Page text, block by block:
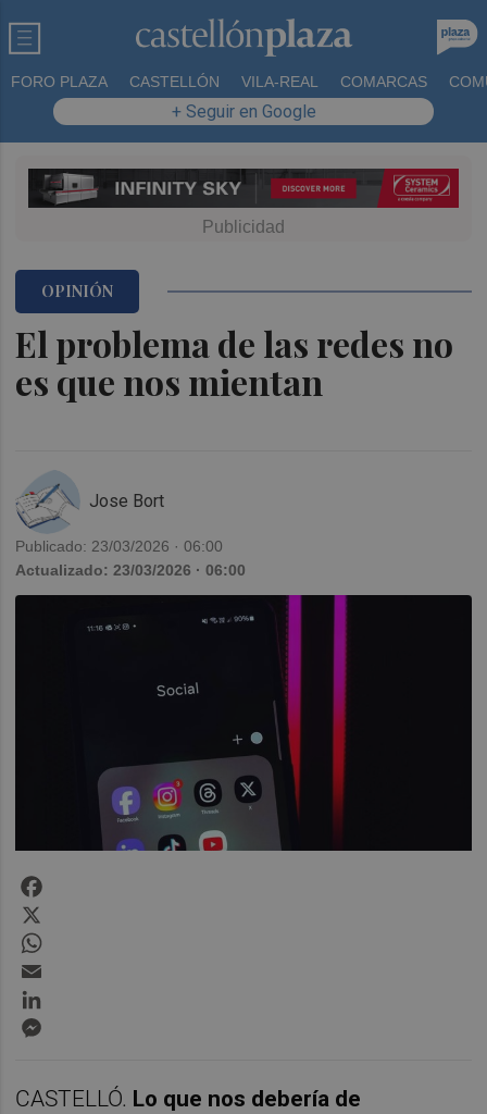
FORO PLAZA CASTELLÓN VILA-REAL COMARCAS
+ Seguir en Google
El problema de las redes no
es que nos mientan
OPINIÓN
Jose Bort
Publicado: 23/03/2026 · 06:00
Actualizado: 23/03/2026 · 06:00
CASTELLÓ. Lo que nos debería de